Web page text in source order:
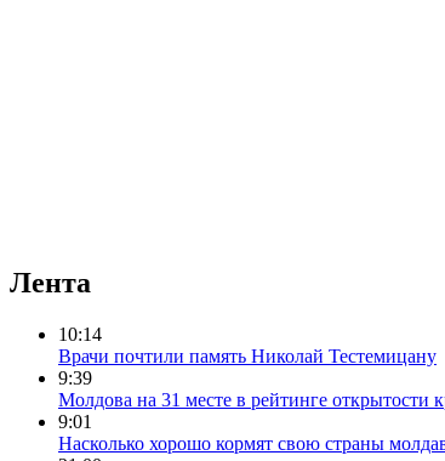
Лента
10:14
Врачи почтили память Николай Тестемицану
9:39
Молдова на 31 месте в рейтинге открытости
9:01
Насколько хорошо кормят свою страны